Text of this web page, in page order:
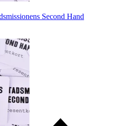
Second Hand